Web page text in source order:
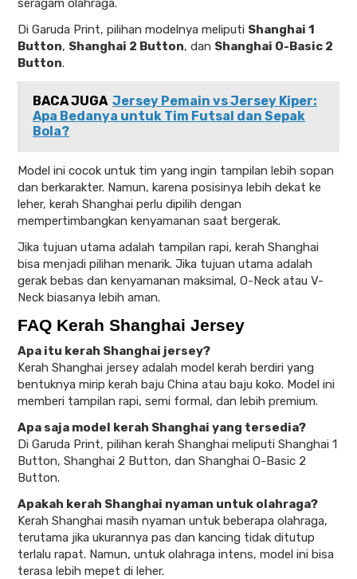
Di Garuda Print, pilihan modelnya meliputi Shanghai 1
Button, Shanghai 2 Button, dan Shanghai O-Basic 2
Button.
BACA JUGA Jersey Pemain vs Jersey Kiper:
Apa Bedanya untuk Tim Futsal dan Sepak
Bola?
Model ini cocok untuk tim yang ingin tampilan lebih sopan
dan berkarakter. Namun, karena posisinya lebih dekat ke
leher, kerah Shanghai perlu dipilih dengan
mempertimbangkan kenyamanan saat bergerak.
Jika tujuan utama adalah tampilan rapi, kerah Shanghai
bisa menjadi pilihan menarik. Jika tujuan utama adalah
gerak bebas dan kenyamanan maksimal, O-Neck atau V-
Neck biasanya lebih aman.
FAQ Kerah Shanghai Jersey
Apa itu kerah Shanghai jersey?
Kerah Shanghai jersey adalah model kerah berdiri yang
bentuknya mirip kerah baju China atau baju koko. Model ini
memberi tampilan rapi, semi formal, dan lebih premium.
Apa saja model kerah Shanghai yang tersedia?
Di Garuda Print, pilihan kerah Shanghai meliputi Shanghai 1
Button, Shanghai 2 Button, dan Shanghai O-Basic 2
Button.
Apakah kerah Shanghai nyaman untuk olahraga?
Kerah Shanghai masih nyaman untuk beberapa olahraga,
terutama jika ukurannya pas dan kancing tidak ditutup
terlalu rapat. Namun, untuk olahraga intens, model ini bisa
terasa lebih mepet di leher.